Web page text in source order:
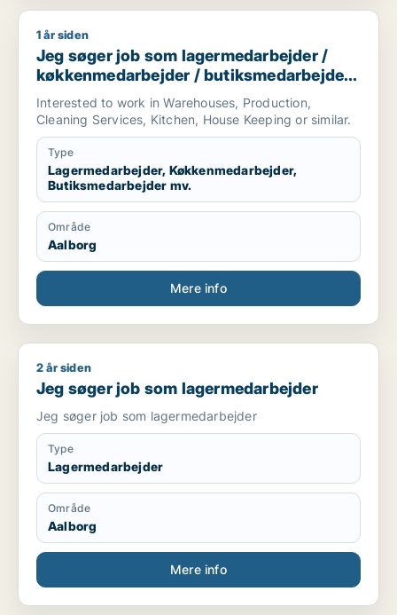
Jeg søger job som lagermedarbejder /
1 år siden
Jeg søger job som lagermedarbejder /
køkkenmedarbejder / butiksmedarbejder /
ufaglært / hotelmedarbejder
Interested to work in Warehouses, Production,
Cleaning Services, Kitchen, House Keeping or similar.
Type
Lagermedarbejder, Køkkenmedarbejder,
Butiksmedarbejder mv.
Område
Aalborg
Mere info
Jeg søger job som lagermedarbejder
2 år siden
Jeg søger job som lagermedarbejder
Jeg søger job som lagermedarbejder
Type
Lagermedarbejder
Område
Aalborg
Mere info